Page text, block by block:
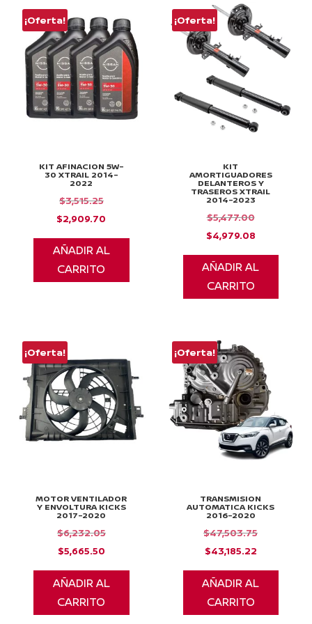
¡Oferta!
KIT AFINACION 5W-
30 XTRAIL 2014-
2022
$3,515.25El
precio
original
era:
$3,515.25.
$2,909.70
precio
actual
AÑADIR AL
CARRITO
¡Oferta!
KIT
AMORTIGUADORES
DELANTEROS Y
TRASEROS XTRAIL
2014-2023
$5,477.00El
precio
original
era:
$5,477.00.
$4,979.08El
precio
actual
AÑADIR AL
CARRITO
¡Oferta!
MOTOR VENTILADOR
Y ENVOLTURA KICKS
2017-2020
$6,232.05El
original
era:
$5,665.50El
precio
actual
es:
AÑADIR AL
CARRITO
¡Oferta!
TRANSMISION
AUTOMATICA KICKS
2016-2020
$47,503.75El
original
era:
$43,185.22El
precio
actual
AÑADIR AL
CARRITO